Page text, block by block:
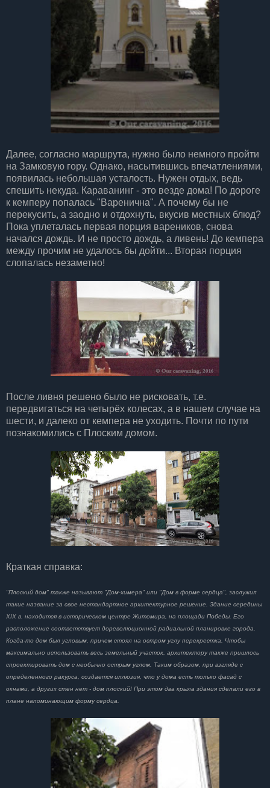
Далее, согласно маршрута, нужно было немного пройти
на Замковую гору. Однако, насытившись впечатлениями,
появилась небольшая усталость. Нужен отдых, ведь
спешить некуда. Караванинг - это везде дома! По дороге
к кемперу попалась "Варенична". А почему бы не
перекусить, а заодно и отдохнуть, вкусив местных блюд?
Пока уплеталась первая порция вареников, снова
начался дождь. И не просто дождь, а ливень! До кемпера
между прочим не удалось бы дойти... Вторая порция
слопалась незаметно!
После ливня решено было не рисковать, т.е.
передвигаться на четырёх колесах, а в нашем случае на
шести, и далеко от кемпера не уходить. Почти по пути
познакомились с Плоским домом.
Краткая справка:
"Плоский дом" также называют "Дом-химера" или "Дом в форме сердца", заслужил
такие название за свое нестандартное архитектурное решение. Здание середины
XIX в. находится в историческом центре Житомира, на площади Победы. Его
расположение соответствует дореволюционной радиальной планировке города.
Когда-то дом был угловым, причем стоял на остром углу перекрестка. Чтобы
максимально использовать весь земельный участок, архитектору также пришлось
спроектировать дом с необычно острым углом. Таким образом, при взгляде с
определенного ракурса, создается иллюзия, что у дома есть только фасад с
окнами, а других стен нет - дом плоский! При этом два крыла здания сделали его в
плане напоминающим форму сердца.